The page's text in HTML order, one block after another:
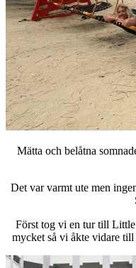
Mätta och belåtna
Det var varmt ute men
Först tog vi en tur till
mycket så vi åkte vidare